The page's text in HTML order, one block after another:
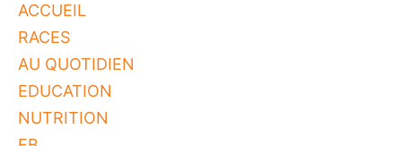
ACCUEIL
RACES
AU QUOTIDIEN
EDUCATION
NUTRITION